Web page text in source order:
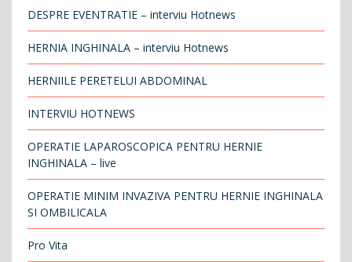
DESPRE EVENTRATIE – interviu Hotnews
HERNIA INGHINALA – interviu Hotnews
HERNIILE PERETELUI ABDOMINAL
INTERVIU HOTNEWS
OPERATIE LAPAROSCOPICA PENTRU HERNIE
INGHINALA – live
OPERATIE MINIM INVAZIVA PENTRU HERNIE INGHINALA
SI OMBILICALA
Pro Vita